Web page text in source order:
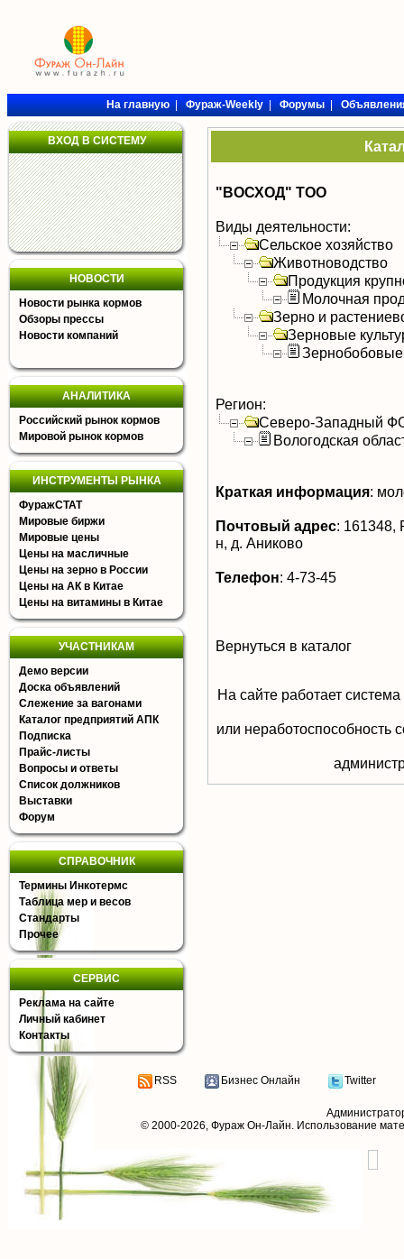
На главную|Фураж-Weekly|Форумы|
ВХОД В СИСТЕМУ
НОВОСТИ
Новости рынка кормов
Обзоры прессы
Новости компаний
АНАЛИТИКА
Российский рынок кормов
Мировой рынок кормов
ИНСТРУМЕНТЫ РЫНКА
ФуражСТАТ
Мировые биржи
Мировые цены
Цены на масличные
Цены на зерно в России
Цены на АК в Китае
Цены на витамины в Китае
УЧАСТНИКАМ
Демо версии
Доска объявлений
Слежение за вагонами
Каталог предприятий АПК
Подписка
Прайс-листы
Вопросы и ответы
Список должников
Выставки
Форум
СПРАВОЧНИК
Термины Инкотермс
Таблица мер и весов
Стандарты
Прочее
СЕРВИС
Реклама на сайте
Личный кабинет
Контакты
"ВОСХОД" ТОО
Виды деятельности:
Сельское хозяйство
Животноводство
Продукция
Молочная
Зерно и
Зерновые
Зернобобовые
Регион:
Северо-Западный
Вологодская
Краткая информация:
Почтовый адрес: 161348,
н, д. Аниково
Телефон: 4-73-45
Вернуться в каталог
На сайте работает
или неработоспособность
RSS Бизнес Онлайн Twitter
© 2000-2026, Фураж Он-Лайн. Использование